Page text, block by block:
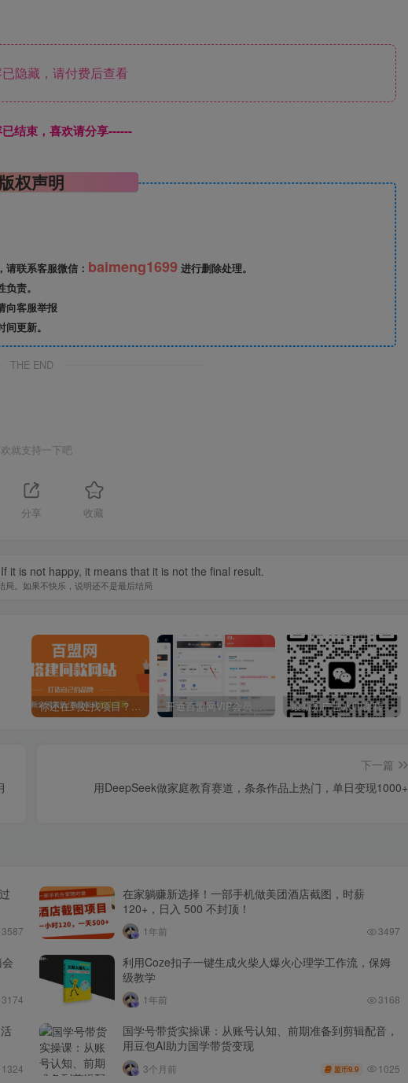
隐藏，请付费后查看
结束，喜欢请分享------
版权声明
联系客服微信： baimeng1699 进行删除处理。
责。
向客服举报
更新。
THE END
欢就支持一下吧
分享 收藏
it is not happy, it means that it is not the final result.
局。如果不快乐，说明还不是最后结局
你还在到处找项目？还在当韭菜？我靠卖项目一个月收入5万+，曾经我也是个失败者。 最新无广告水印课程资源 长期更新
下一篇
用DeepSeek做家庭教育赛道，条条作品上热门，单日变现1000+
3587
在家躺赚新选择！一部手机做美团酒店截图，时薪
120+，日入 500 不封顶！
1年前 3497
3174
利用Coze扣子一键生成火柴人爆火心理学工作流，保姆
级教学
1年前 3168
1324
国学号带货实操课：从账号认知、前期准备到剪辑配音，
用豆包AI助力国学带货变现
3个月前 盟币9.9 1025